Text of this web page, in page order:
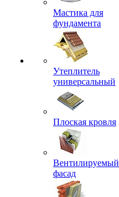
Мастика для
фундамента
Утеплитель
универсальный
Плоская кровля
Вентилируемый
фасад